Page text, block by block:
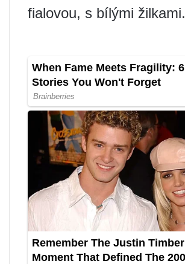
fialovou, s bílými žilkami.